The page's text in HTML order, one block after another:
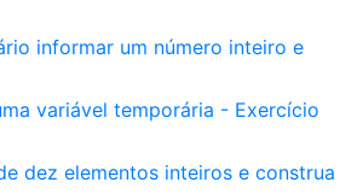
informar um número inteiro e
variável temporária - Exercício
dez elementos inteiros e construa